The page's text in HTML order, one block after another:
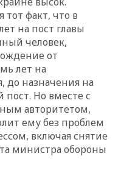
факт, что в
на пост главы
человек,
от
лет на
до назначения на
пост. Но вместе с
авторитетом,
ему без проблем
включая снятие
министра обороны